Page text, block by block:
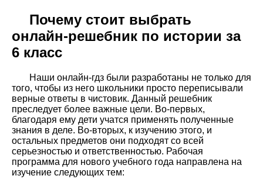
Почему стоит выбрать
онлайн-решебник по истории за
6 класс
Наши онлайн-гдз были разработаны не только для
того, чтобы из него школьники просто переписывали
верные ответы в чистовик. Данный решебник
преследует более важные цели. Во-первых,
благодаря ему дети учатся применять полученные
знания в деле. Во-вторых, к изучению этого, и
остальных предметов они подходят со всей
серьезностью и ответственностью. Рабочая
программа для нового учебного года направлена на
изучение следующих тем: